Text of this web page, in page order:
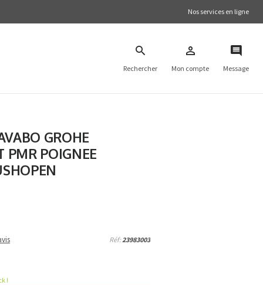
Nos services en ligne
Rechercher Mon compte Message
GROHE
PMR POIGNEE
Réf:23983003
!